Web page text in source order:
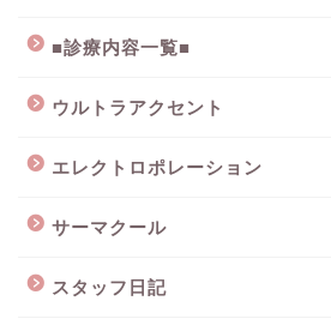
■診療内容一覧■
ウルトラアクセント
エレクトロポレーション
サーマクール
スタッフ日記